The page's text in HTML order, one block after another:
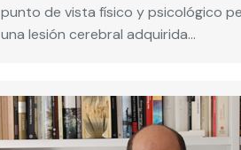
punto de vista físico y psicológico
una lesión cerebral adquirida…